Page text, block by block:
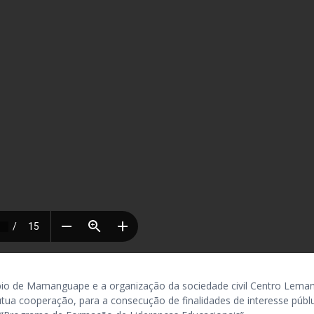
de Mamanguape e a organização da sociedade civil Centro
cooperação, para a consecução de finalidades de interesse